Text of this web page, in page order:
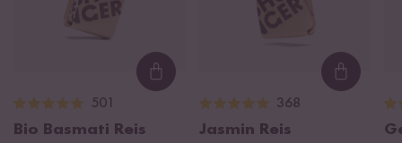
Loading...
501
Bio Basmati Reis
368
Jasmin Reis